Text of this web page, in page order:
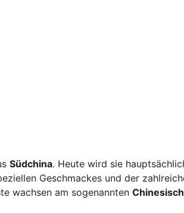
Südchina. Heute wird sie
Geschmackes und der
wachsen am sogenannten